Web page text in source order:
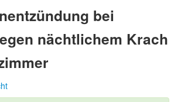
bei
nächtlichem Krach